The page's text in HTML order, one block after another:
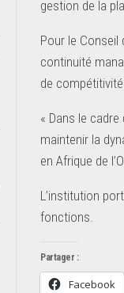
gestion de la
Pour le Conseil
continuité
de
« Dans le
maintenir la
en Afrique de
L’institution
fonctions.
Partager :
Facebook